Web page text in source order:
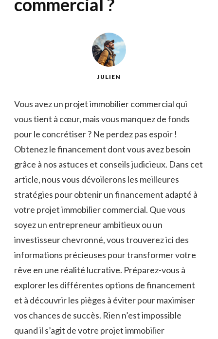
JULIEN
Vous avez‌ un ​projet immobilier ‌commercial qui
vous tient à cœur, mais vous manquez‍ de fonds
pour le concrétiser ? Ne perdez ⁢pas espoir !
Obtenez le⁢ financement⁢ dont vous⁤ avez besoin
grâce à nos astuces‌ et conseils judicieux. Dans cet
article, nous vous dévoilerons les meilleures
‍stratégies pour obtenir un financement adapté ‌à
votre⁢ projet immobilier commercial. Que vous ​
soyez⁤ un entrepreneur ambitieux ou ⁣un⁤
investisseur chevronné,⁤ vous trouverez ici des
informations‌ précieuses ‌pour transformer votre
‍rêve en une réalité​ lucrative. Préparez-vous ​à​
explorer les ⁣différentes options de financement
‍et ‌à découvrir⁣ les pièges à éviter pour ⁤maximiser
vos⁣ chances de succès.‍ Rien n’est ⁢impossible
quand il s’agit de votre ⁣projet​ immobilier